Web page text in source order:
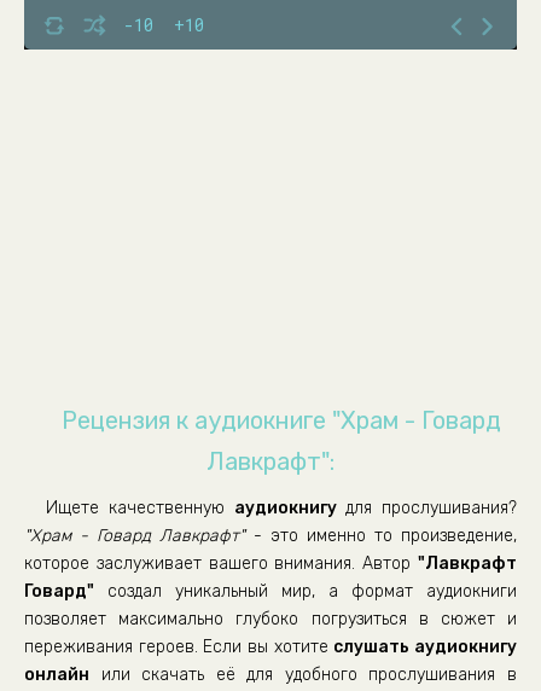
-10 +10
Рецензия к аудиокниге "Храм - Говард
Лавкрафт":
Ищете качественную аудиокнигудля прослушивания?
"Храм - Говард Лавкрафт"- это именно то произведение,
которое заслуживает вашего внимания. Автор "Лавкрафт
Говард" создал уникальный мир, а формат аудиокниги
позволяет максимально глубоко погрузиться в сюжет и
переживания героев. Если вы хотите слушать аудиокнигу
онлайн или скачать её для удобного прослушивания в